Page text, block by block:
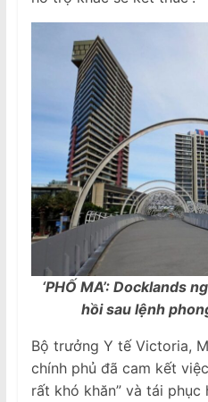
‘PHỐ MA’: Docklands
hồi sau lệnh
Bộ trưởng Y tế Victoria,
chính phủ đã cam kết
rất khó khăn” và tái phục